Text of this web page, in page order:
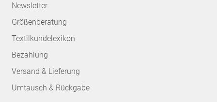
Newsletter
Größenberatung
Textilkundelexikon
Bezahlung
Versand & Lieferung
Umtausch & Rückgabe